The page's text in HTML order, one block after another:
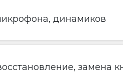
динамиков
замена